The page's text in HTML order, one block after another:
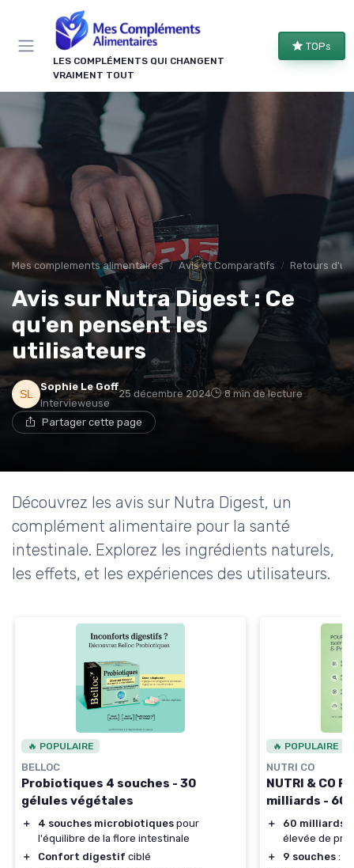
LES COMPLÉMENTS QUI CHANGENT
VRAIMENT TOUT
TOPs
Mes complements alimentaires Avis et Comparatifs Retours
Avis sur Nutra Digest : Ce
qu'en pensent les
utilisateurs
Sophie Le Goff
Intervieweuse
25 décembre 2024 8 min de lecture
Partager cette page
Découvrez les avis sur Nutra Digest, un
complément alimentaire pour la santé
intestinale. Explorez les ingrédients naturels,
les effets, et les expériences des utilisateurs.
🔥 POPULAIRE
BELLOC
Probiotiques 4 souches - 30
gélules végétales
＋ 4 souches microbiotiques pour
l'équilibre de la flore intestinale
＋
Confort digestif ciblé
🔥 POPULAIRE
NUTRI CO
NUTRI & CO
milliards - 60
＋
60 milliards
élevée de
＋
9 souches :
Panneau de gestion des cookies